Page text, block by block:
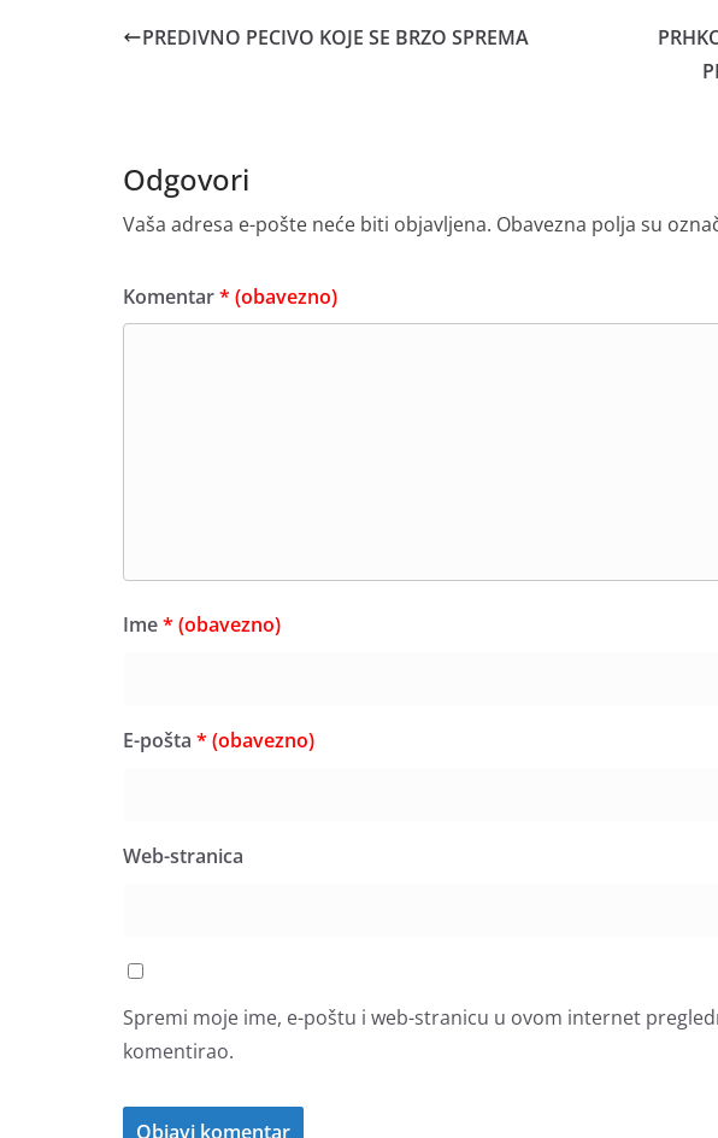
PREDIVNO PECIVO KOJE SE BRZO SPREMA
Odgovori
Vaša adresa e-pošte neće biti objavljena. Obavezna polja su
Komentar* (obavezno)
Ime* (obavezno)
E-pošta * (obavezno)
Web-stranica
Spremi moje ime, e-poštu i web-stranicu u ovom internet
komentirao.